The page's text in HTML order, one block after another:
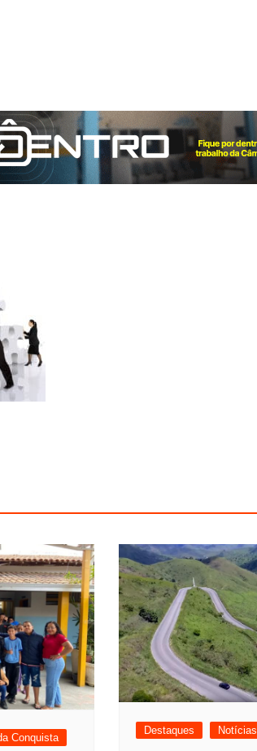
Conquista
Destaques Notícias